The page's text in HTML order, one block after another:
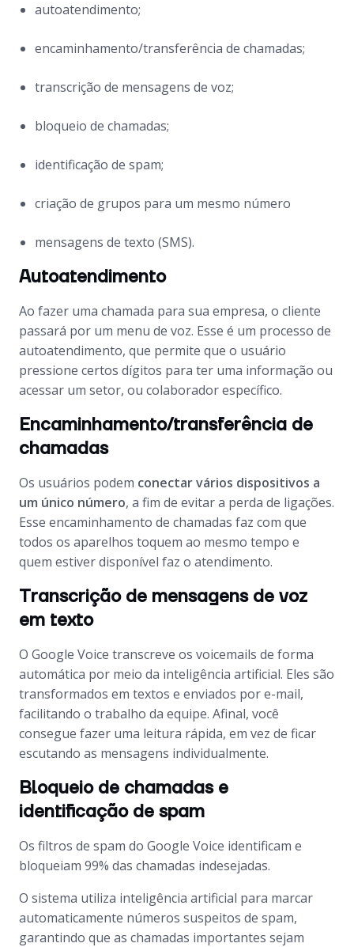
autoatendimento;
encaminhamento/transferência de chamadas;
transcrição de mensagens de voz;
bloqueio de chamadas;
identificação de spam;
criação de grupos para um mesmo número
mensagens de texto (SMS).
Autoatendimento
Ao fazer uma chamada para sua empresa, o cliente
passará por um menu de voz. Esse é um processo de
autoatendimento, que permite que o usuário
pressione certos dígitos para ter uma informação ou
acessar um setor, ou colaborador específico.
Encaminhamento/transferência de
chamadas
Os usuários podem conectar vários dispositivos a
um único número, a fim de evitar a perda de ligações.
Esse encaminhamento de chamadas faz com que
todos os aparelhos toquem ao mesmo tempo e
quem estiver disponível faz o atendimento.
Transcrição de mensagens de voz
em texto
O Google Voice transcreve os voicemails de forma
automática por meio da inteligência artificial. Eles são
transformados em textos e enviados por e-mail,
facilitando o trabalho da equipe. Afinal, você
consegue fazer uma leitura rápida, em vez de ficar
escutando as mensagens individualmente.
Bloqueio de chamadas e
identificação de spam
Os filtros de spam do Google Voice identificam e
bloqueiam 99% das chamadas indesejadas.
O sistema utiliza inteligência artificial para marcar
automaticamente números suspeitos de spam,
garantindo que as chamadas importantes sejam